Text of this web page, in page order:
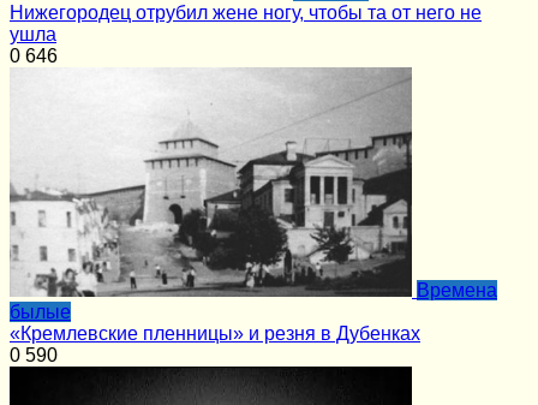
Нижегородец отрубил жене ногу, чтобы та от него не
ушла
0 646
Времена
былые
«Кремлевские пленницы» и резня в Дубенках
0 590